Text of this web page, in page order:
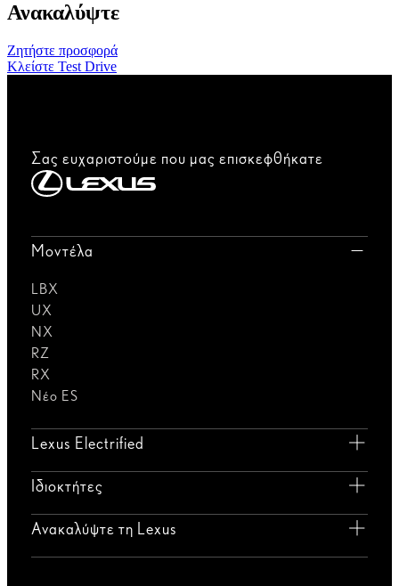
Ανακαλύψτε
Ζητήστε προσφορά
Κλείστε Test Drive
Σας ευχαριστούμε που μας επισκεφθήκατε
Μοντέλα
LBX
UX
NX
RZ
RX
Νέο ES
Lexus Electrified
Ιδιοκτήτες
Ανακαλύψτε τη Lexus